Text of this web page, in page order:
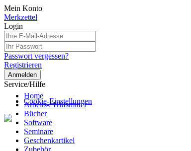
Mein Konto
Merkzettel
Login
Passwort vergessen?
Registrieren
Anmelden
Service/Hilfe
Cookie-Einstellungen
Home
Arbeits-/ Hilfsmittel
Bücher
Software
Seminare
Geschenkartikel
Zubehör